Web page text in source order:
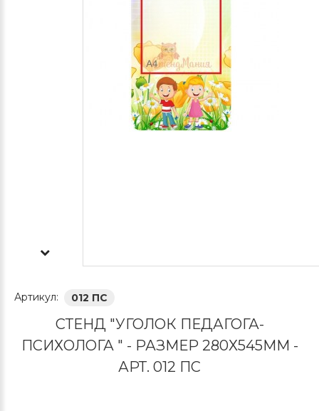
Артикул: 012 ПС
СТЕНД "УГОЛОК ПЕДАГОГА-
ПСИХОЛОГА " - РАЗМЕР 280Х545ММ -
АРТ. 012 ПС